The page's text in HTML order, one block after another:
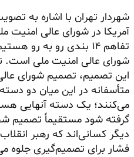
شهردار تهران با اشاره به
آمریکا در شورای عالی امنیت
تفاهم ۱۴ بندی رو به
شورای عالی امنیت ملی است.
این تصمیم، تصمیم شورای
متأسفانه در این میان دو
می‌کنند؛ یک دسته آنهایی
گرفته شود مستقیماً
دیگر کسانی‌اند که رهبر
فشار برای تصمیم‌گیری جلوه